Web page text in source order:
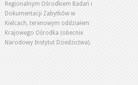
Regionalnym Ośrodkiem Badań i
Dokumentacji Zabytków w
Kielcach, terenowym oddziałem
Krajowego Ośrodka (obecnie
Narodowy Instytut Dziedzictwa).